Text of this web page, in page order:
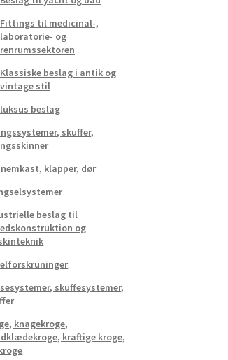
Fittings til medicinal-,
laboratorie- og
renrumssektoren
Klassiske beslag i antik og
vintage stil
luksus beslag
skuffer,
klapper, dør
beslag til
og
skuffesystemer,
knagekroge,
kraftige kroge,